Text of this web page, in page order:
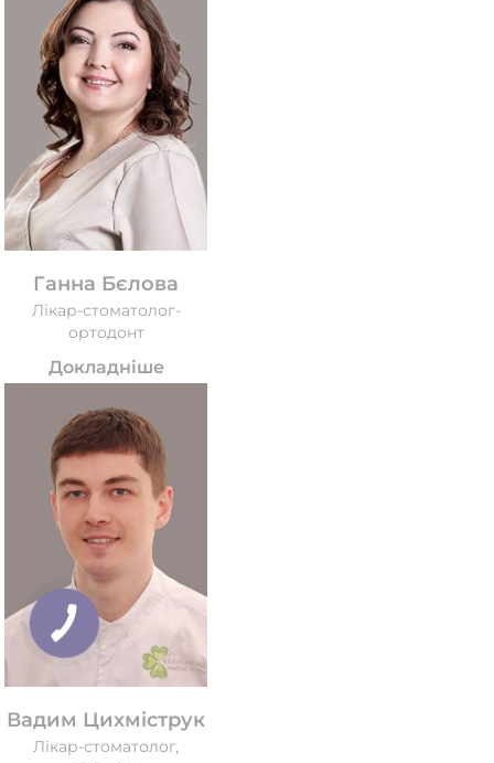
Ганна Бєлова
Лікар-стоматолог-
ортодонт
Докладніше
Вадим Цихміструк
Лікар-стоматолог,